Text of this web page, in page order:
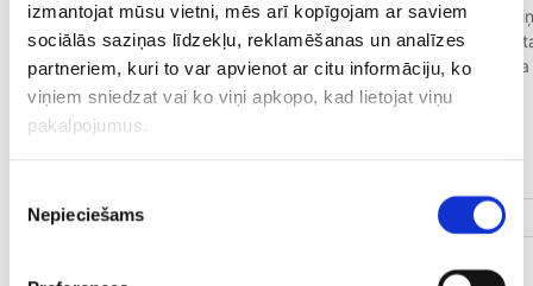
izmantojat mūsu vietni, mēs arī kopīgojam ar saviem
sociālās saziņas līdzekļu, reklamēšanas un analīzes
partneriem, kuri to var apvienot ar citu informāciju, ko
viņiem sniedzat vai ko viņi apkopo, kad lietojat viņu
pakalpojumus.
izvēle
Nepieciešams